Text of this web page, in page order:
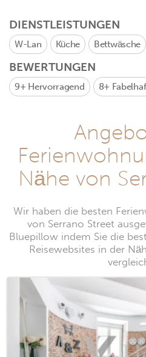
DIENSTLEISTUNGEN
W-Lan Küche Bettwäsche
BEWERTUNGEN
9+ Hervorragend 8+
Nähe von
Wir haben die besten
von Serrano Street
Bluepillow indem Sie die
Reisewebsites in der